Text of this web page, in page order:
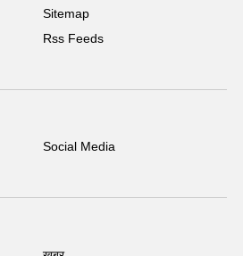
Sitemap
Rss Feeds
Social Media